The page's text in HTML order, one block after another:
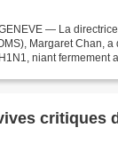
— La
Margaret Chan,
niant fermement
critiques